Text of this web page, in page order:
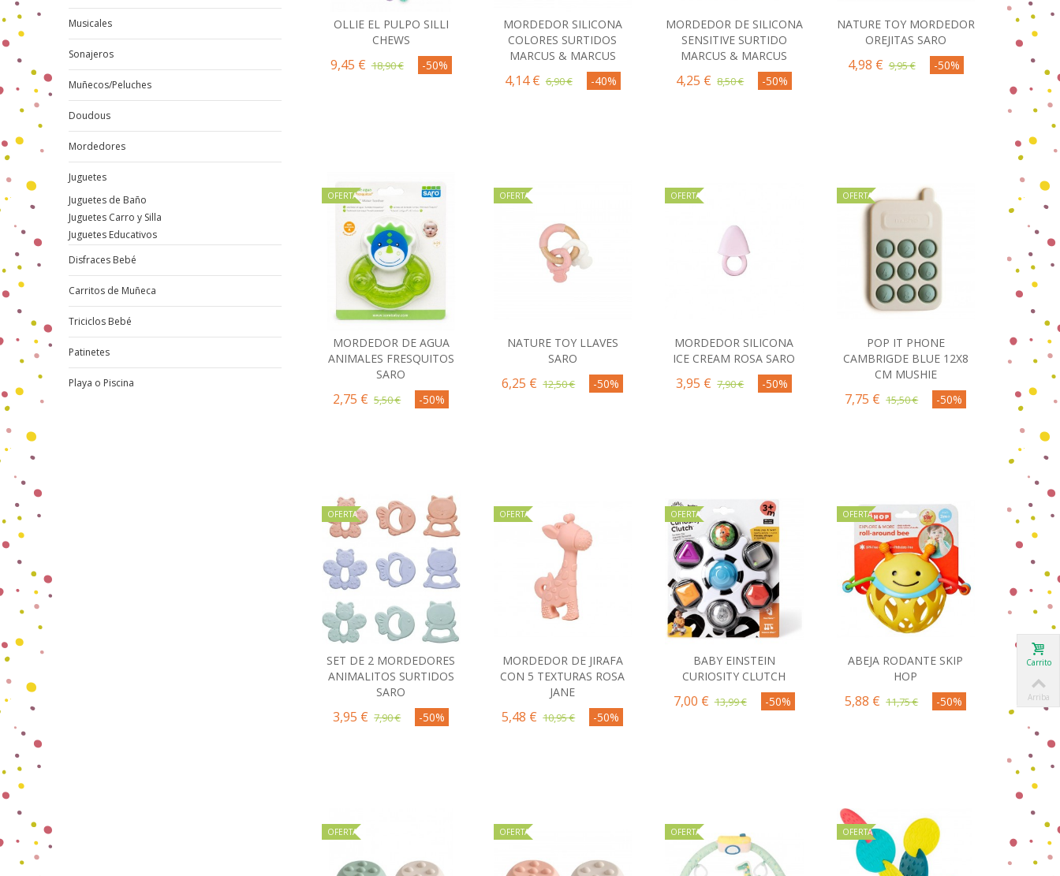
Musicales
Sonajeros
Muñecos/Peluches
Doudous
Mordedores
Juguetes
Juguetes de Baño
Juguetes Carro y Silla
Juguetes Educativos
Disfraces Bebé
Carritos de Muñeca
Triciclos Bebé
Patinetes
Playa o Piscina
Comprar
OLLIE EL PULPO SILLI
CHEWS
9,45 € 18,90 € -50%
Comprar
MORDEDOR SILICONA
COLORES SURTIDOS
MARCUS & MARCUS
4,14 € 6,90 € -40%
Comprar
MORDEDOR DE SILICONA
SENSITIVE SURTIDO
MARCUS & MARCUS
4,25 € 8,50 € -50%
Comprar
NATURE TOY MORDEDOR
OREJITAS SARO
4,98 € 9,95 € -50%
OFERTA
Comprar
MORDEDOR DE AGUA
ANIMALES FRESQUITOS
SARO
2,75 € 5,50 € -50%
OFERTA
Comprar
NATURE TOY LLAVES
SARO
6,25 € 12,50 € -50%
OFERTA
Comprar
MORDEDOR SILICONA
ICE CREAM ROSA SARO
3,95 € 7,90 € -50%
OFERTA
Comprar
POP IT PHONE
CAMBRIGDE BLUE 12X8
CM MUSHIE
7,75 € 15,50 € -50%
OFERTA
Comprar
SET DE 2 MORDEDORES
ANIMALITOS SURTIDOS
SARO
3,95 € 7,90 € -50%
OFERTA
Comprar
MORDEDOR DE JIRAFA
CON 5 TEXTURAS ROSA
JANE
5,48 € 10,95 € -50%
OFERTA
Comprar
BABY EINSTEIN
CURIOSITY CLUTCH
7,00 € 13,99 € -50%
OFERTA
Comprar
ABEJA RODANTE SKIP
HOP
5,88 € 11,75 € -50%
OFERTA OFERTA OFERTA OFERTA
Carrito
Arriba